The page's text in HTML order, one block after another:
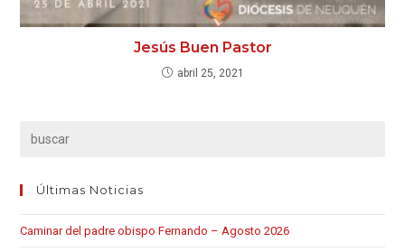
Jesús Buen Pastor
abril 25, 2021
Últimas Noticias
Caminar del padre obispo Fernando – Agosto 2026